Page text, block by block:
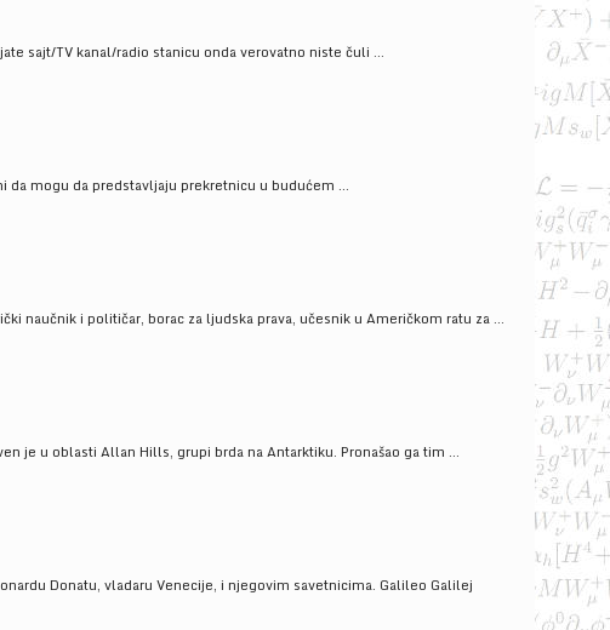
sajt/TV kanal/radio stanicu onda verovatno niste čuli ...
da mogu da predstavljaju prekretnicu u budućem ...
naučnik i političar, borac za ljudska prava, učesnik u Američkom ratu za ...
je u oblasti Allan Hills, grupi brda na Antarktiku. Pronašao ga tim ...
Donatu, vladaru Venecije, i njegovim savetnicima. Galileo Galilej